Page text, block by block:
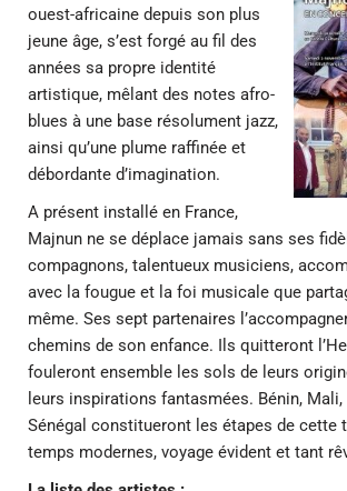
ouest-africaine depuis son plus
jeune âge, s’est forgé au fil des
années sa propre identité
artistique, mêlant des notes afro-
blues à une base résolument jazz,
ainsi qu’une plume raffinée et
débordante d’imagination.
A présent installé en France,
Majnun ne se déplace jamais sans ses
compagnons, talentueux musiciens,
avec la fougue et la foi musicale que
même. Ses sept partenaires
chemins de son enfance. Ils quitteront
fouleront ensemble les sols de leurs
leurs inspirations fantasmées. Bénin,
Sénégal constitueront les étapes de cette
temps modernes, voyage évident et tant